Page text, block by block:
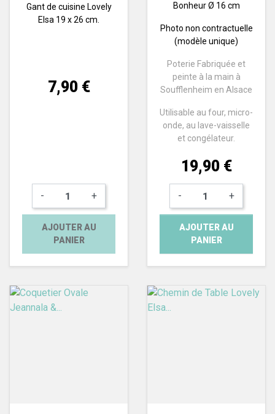
Gant de cuisine Lovely
Elsa 19 x 26 cm.
Prix
7,90 €
- +
AJOUTER AU
PANIER
Bonheur Ø 16 cm
Photo non contractuelle
(modèle unique)
Poterie Fabriquée et
peinte à la main à
Soufflenheim en Alsace
Utilisable au four, micro-
onde, au lave-vaisselle
et congélateur.
Prix
19,90 €
- +
AJOUTER AU
PANIER